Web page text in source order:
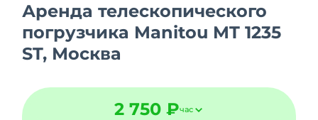
Аренда телескопического
погрузчика Manitou MT 1235
ST, Москва
2 750 ₽час